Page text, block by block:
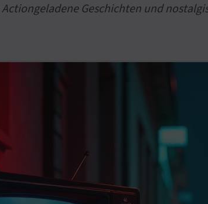
Geschichten und